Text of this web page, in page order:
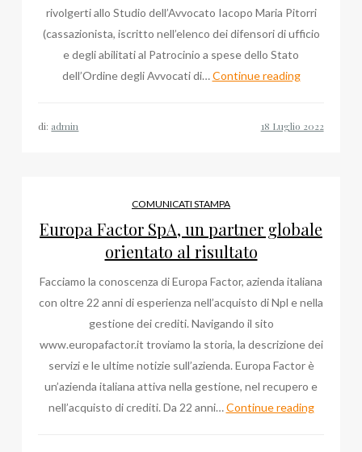
rivolgerti allo Studio dell’Avvocato Iacopo Maria Pitorri
(cassazionista, iscritto nell’elenco dei difensori di ufficio
e degli abilitati al Patrocinio a spese dello Stato
dell’Ordine degli Avvocati di…Continue readingDove
Maria
Pitorri
Roma?
di: admin
COMUNICATI STAMPA
Europa Factor SpA, un partner globale
orientato al risultato
Facciamo la conoscenza di Europa Factor, azienda italiana
con oltre 22 anni di esperienza nell’acquisto di Npl e nella
gestione dei crediti. Navigando il sito
www.europafactor.it troviamo la storia, la descrizione dei
servizi e le ultime notizie sull’azienda. Europa Factor è
un’azienda italiana attiva nella gestione, nel recupero e
nell’acquisto di crediti. Da 22 anni…Continue readingEuropa